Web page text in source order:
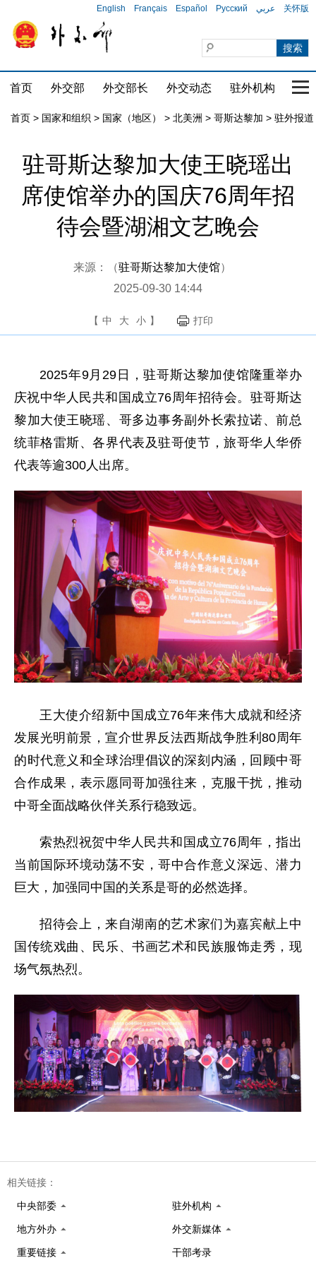
English Français Español Русский عربي 关怀版
首页 外交部 外交部长 外交动态 驻外机构 国
首页 > 国家和组织 > 国家（地区） > 北美洲 > 哥斯达黎加 > 驻外报道
驻哥斯达黎加大使王晓瑶出
席使馆举办的国庆76周年招
待会暨湖湘文艺晚会
来源：（驻哥斯达黎加大使馆）
2025-09-30 14:44
【 中 大 小 】 打印
2025年9月29日，驻哥斯达黎加使馆隆重举办
庆祝中华人民共和国成立76周年招待会。驻哥斯达
黎加大使王晓瑶、哥多边事务副外长索拉诺、前总
统菲格雷斯、各界代表及驻哥使节，旅哥华人华侨
代表等逾300人出席。
王大使介绍新中国成立76年来伟大成就和经济
发展光明前景，宣介世界反法西斯战争胜利80周年
的时代意义和全球治理倡议的深刻内涵，回顾中哥
合作成果，表示愿同哥加强往来，克服干扰，推动
中哥全面战略伙伴关系行稳致远。
索热烈祝贺中华人民共和国成立76周年，指出
当前国际环境动荡不安，哥中合作意义深远、潜力
巨大，加强同中国的关系是哥的必然选择。
招待会上，来自湖南的艺术家们为嘉宾献上中
国传统戏曲、民乐、书画艺术和民族服饰走秀，现
场气氛热烈。
相关链接：
中央部委 驻外机构
地方外办 外交新媒体
重要链接 干部考录